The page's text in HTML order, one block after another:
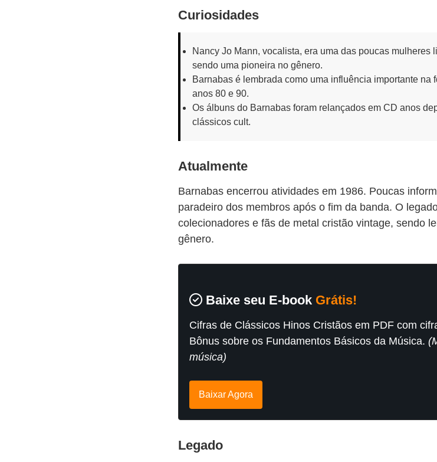
Curiosidades
Nancy Jo Mann, vocalista, era uma das poucas mulheres
sendo uma pioneira no gênero.
Barnabas é lembrada como uma influência importante na
anos 80 e 90.
Os álbuns do Barnabas foram relançados em CD anos
clássicos cult.
Atualmente
Barnabas encerrou atividades em 1986. Poucas
paradeiro dos membros após o fim da banda. O
colecionadores e fãs de metal cristão vintage, sendo
gênero.
Baixe seu E-book Grátis!
Cifras de Clássicos Hinos Cristãos em PDF com
Bônus sobre os Fundamentos Básicos da Música.
música)
Baixar Agora
Legado